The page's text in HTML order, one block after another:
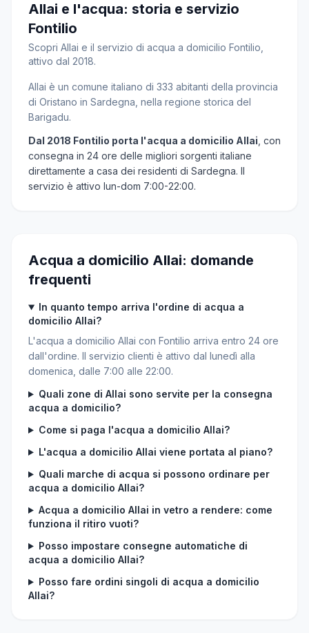
Allai e l'acqua: storia e servizio
Fontilio
Scopri Allai e il servizio di acqua a domicilio Fontilio,
attivo dal 2018.
Allai è un comune italiano di 333 abitanti della provincia
di Oristano in Sardegna, nella regione storica del
Barigadu.
Dal 2018 Fontilio porta l'acqua a domicilio Allai , con
consegna in 24 ore delle migliori sorgenti italiane
direttamente a casa dei residenti di Sardegna. Il
servizio è attivo lun-dom 7:00-22:00.
Acqua a domicilio Allai: domande
frequenti
In quanto tempo arriva l'ordine di acqua a
domicilio Allai?
L'acqua a domicilio Allai con Fontilio arriva entro 24 ore
dall'ordine. Il servizio clienti è attivo dal lunedì alla
domenica, dalle 7:00 alle 22:00.
Quali zone di Allai sono servite per la consegna
acqua a domicilio?
Come si paga l'acqua a domicilio Allai?
L'acqua a domicilio Allai viene portata al piano?
Quali marche di acqua si possono ordinare per
acqua a domicilio Allai?
Acqua a domicilio Allai in vetro a rendere: come
funziona il ritiro vuoti?
Posso impostare consegne automatiche di
acqua a domicilio Allai?
Posso fare ordini singoli di acqua a domicilio
Allai?